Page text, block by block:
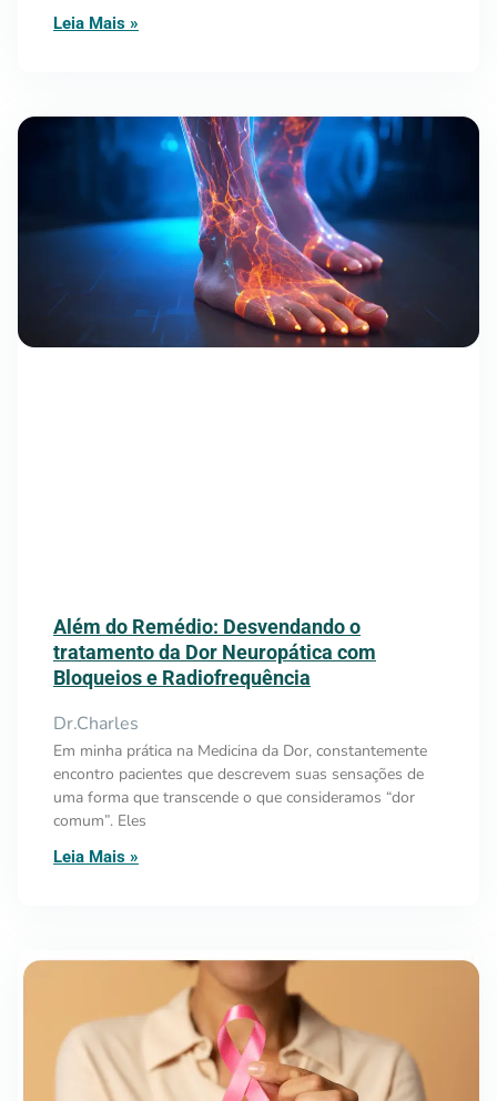
Leia Mais »
Além do Remédio: Desvendando o
tratamento da Dor Neuropática com
Bloqueios e Radiofrequência
Dr.Charles
Em minha prática na Medicina da Dor, constantemente
encontro pacientes que descrevem suas sensações de
uma forma que transcende o que consideramos “dor
comum”. Eles
Leia Mais »